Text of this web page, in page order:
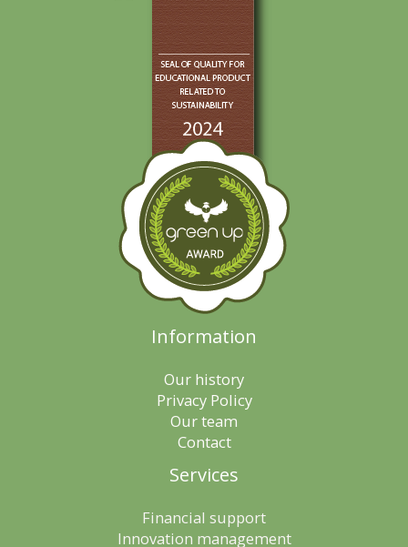
Information
Our history
Privacy Policy
Our team
Contact
Services
Financial support
Innovation management